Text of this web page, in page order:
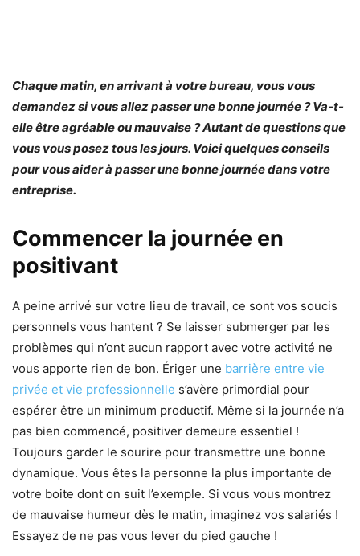
Chaque matin, en arrivant à votre bureau, vous vous
demandez si vous allez passer une bonne journée ? Va-t-
elle être agréable ou mauvaise ? Autant de questions que
vous vous posez tous les jours. Voici quelques conseils
pour vous aider à passer une bonne journée dans votre
entreprise.
Commencer la journée en
positivant
A peine arrivé sur votre lieu de travail, ce sont vos soucis
personnels vous hantent ? Se laisser submerger par les
problèmes qui n’ont aucun rapport avec votre activité ne
vous apporte rien de bon. Ériger une barrière entre vie
privée et vie professionnelle s’avère primordial pour
espérer être un minimum productif. Même si la journée n’a
pas bien commencé, positiver demeure essentiel !
Toujours garder le sourire pour transmettre une bonne
dynamique. Vous êtes la personne la plus importante de
votre boite dont on suit l’exemple. Si vous vous montrez
de mauvaise humeur dès le matin, imaginez vos salariés !
Essayez de ne pas vous lever du pied gauche !